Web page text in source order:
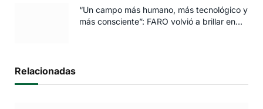
“Un campo más humano, más tecnológico y
más consciente”: FARO volvió a brillar en
Relacionadas